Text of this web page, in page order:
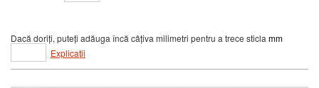
Dacă doriți, puteți adăuga încă câțiva milimetri pentru a trece sticla mm
Explicații